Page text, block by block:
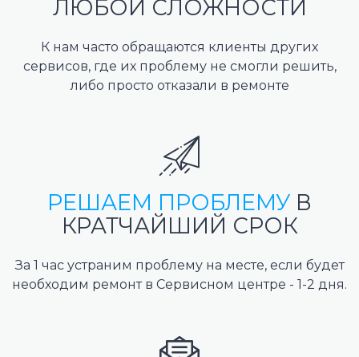
ЛЮБОЙ СЛОЖНОСТИ
К нам часто обращаются клиенты других
сервисов, где их проблему не смогли решить,
либо просто отказали в ремонте
РЕШАЕМ ПРОБЛЕМУ В
КРАТЧАЙШИЙ СРОК
За 1 час устраним проблему на месте, если будет
необходим ремонт в Сервисном центре - 1-2 дня.